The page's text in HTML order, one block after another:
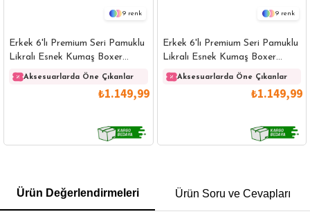
9
Erkek 6'lı Premium Seri Pamuklu
Likralı Esnek Kumaş Boxer
(Damat Bohçası Çeyiz Seti)
Aksesuarlarda Öne Çıkanlar
₺1.149,99
9
Erkek 6'lı Premium Seri Pamuklu
Likralı Esnek Kumaş Boxer
(Damat Bohçası Çeyiz Seti)
Aksesuarlarda Öne Çıkanlar
₺1.149,99
POLO YAKA T-SHIRT KEMER BOXER
Ürün Değerlendirmeleri Ürün Soru ve Cevapları